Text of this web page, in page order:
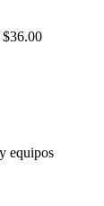
equipos